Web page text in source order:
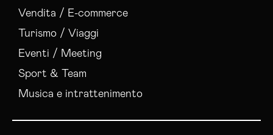
Vendita / E-commerce
Turismo / Viaggi
Eventi / Meeting
Sport & Team
Musica e intrattenimento